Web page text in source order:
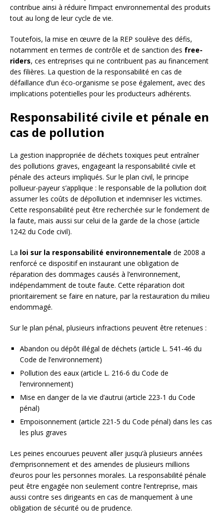
contribue ainsi à réduire l’impact environnemental des produits
tout au long de leur cycle de vie.
Toutefois, la mise en œuvre de la REP soulève des défis,
notamment en termes de contrôle et de sanction des free-
riders, ces entreprises qui ne contribuent pas au financement
des filières. La question de la responsabilité en cas de
défaillance d’un éco-organisme se pose également, avec des
implications potentielles pour les producteurs adhérents.
Responsabilité civile et pénale en
cas de pollution
La gestion inappropriée de déchets toxiques peut entraîner
des pollutions graves, engageant la responsabilité civile et
pénale des acteurs impliqués. Sur le plan civil, le principe
pollueur-payeur s’applique : le responsable de la pollution doit
assumer les coûts de dépollution et indemniser les victimes.
Cette responsabilité peut être recherchée sur le fondement de
la faute, mais aussi sur celui de la garde de la chose (article
1242 du Code civil).
La loi sur la responsabilité environnementale de 2008 a
renforcé ce dispositif en instaurant une obligation de
réparation des dommages causés à l’environnement,
indépendamment de toute faute. Cette réparation doit
prioritairement se faire en nature, par la restauration du milieu
endommagé.
Sur le plan pénal, plusieurs infractions peuvent être retenues :
Abandon ou dépôt illégal de déchets (article L. 541-46 du
Code de l’environnement)
Pollution des eaux (article L. 216-6 du Code de
l’environnement)
Mise en danger de la vie d’autrui (article 223-1 du Code
pénal)
Empoisonnement (article 221-5 du Code pénal) dans les cas
les plus graves
Les peines encourues peuvent aller jusqu’à plusieurs années
d’emprisonnement et des amendes de plusieurs millions
d’euros pour les personnes morales. La responsabilité pénale
peut être engagée non seulement contre l’entreprise, mais
aussi contre ses dirigeants en cas de manquement à une
obligation de sécurité ou de prudence.